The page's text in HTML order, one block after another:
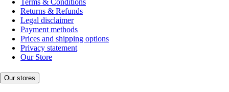
Terms & Conditions
Returns & Refunds
Legal disclaimer
Payment methods
Prices and shipping options
Privacy statement
Our Store
Our stores